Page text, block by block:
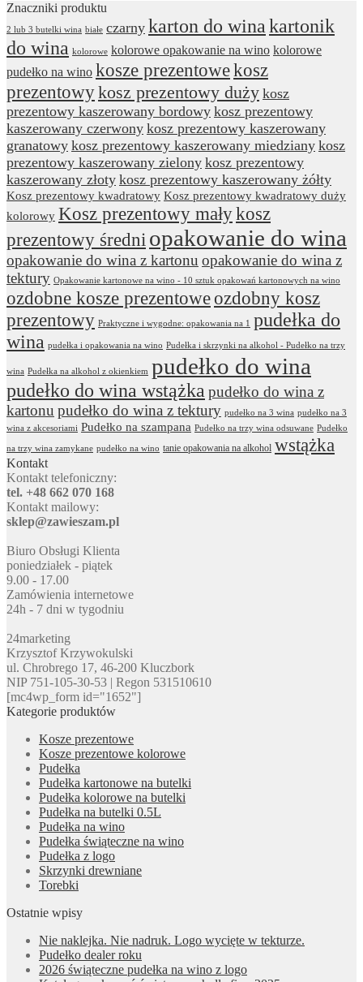
Znaczniki produktu
2 lub 3 butelki wina białe czarny karton do winakartonik
do wina kolorowe kolorowe opakowanie na wino kolorowe
pudełko na wino kosze prezentowekosz
prezentowykosz prezentowy duży kosz
prezentowy kaszerowany bordowy kosz prezentowy
kaszerowany czerwony kosz prezentowy kaszerowany
granatowy kosz prezentowy kaszerowany miedziany kosz
prezentowy kaszerowany zielony kosz prezentowy
kaszerowany złoty kosz prezentowy kaszerowany żółty
Kosz prezentowy kwadratowy Kosz prezentowy kwadratowy duży
kolorowy Kosz prezentowy małykosz
prezentowy średni opakowanie do wina
opakowanie do wina z kartonu opakowanie do wina z
tektury Opakowanie kartonowe na wino - 10 sztuk opakowań kartonowych na wino
ozdobne kosze prezentoweozdobny kosz
prezentowy Praktyczne i wygodne: opakowania na 1 pudełka do
wina pudełka i opakowania na wino Pudełka i skrzynki na alkohol - Pudełko na trzy
wina Pudełka na alkohol z okienkiem pudełko do wina
pudełko do wina wstążkapudełko do wina z
kartonu pudełko do wina z tektury pudełko na 3 wina pudełko na 3
wina z akcesoriami Pudełko na szampana Pudełko na trzy wina odsuwane Pudełko
na trzy wina zamykane pudełko na wino tanie opakowania na alkohol wstążka
Kontakt
Kontakt telefoniczny:
tel. +48 662 070 168
Kontakt mailowy:
sklep@zawieszam.pl
Biuro Obsługi Klienta
poniedziałek - piątek
9.00 - 17.00
Zamówienia internetowe
24h - 7 dni w tygodniu
24marketing
Krzysztof Krzywokulski
ul. Chrobrego 17, 46-200 Kluczbork
NIP 751-105-30-53 | Regon 531510610
[mc4wp_form id="1652"]
Kategorie produktów
Kosze prezentowe
Kosze prezentowe kolorowe
Pudełka
Pudełka kartonowe na butelki
Pudełka kolorowe na butelki
Pudełka na butelki 0.5L
Pudełka na wino
Pudełka świąteczne na wino
Pudełka z logo
Skrzynki drewniane
Torebki
Ostatnie wpisy
Nie naklejka. Nie nadruk. Logo wycięte w tekturze.
Pudełko dealer roku
2026 świąteczne pudełka na wino z logo